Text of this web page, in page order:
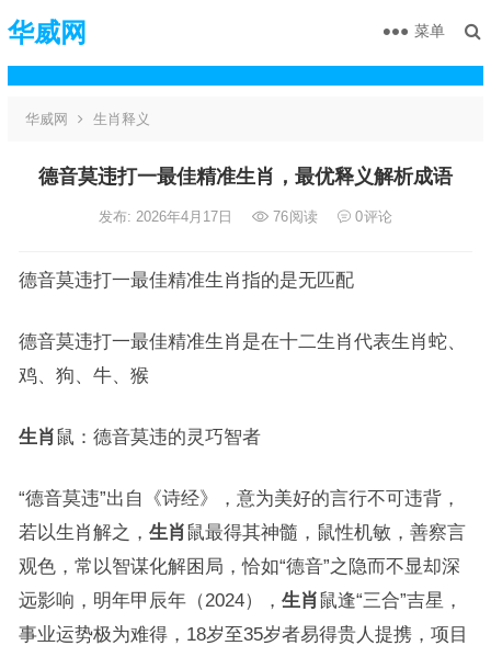
华威网 菜单
华威网 生肖释义
德音莫违打一最佳精准生肖，最优释义解析成语
发布: 2026年4月17日 76阅读 0评论
德音莫违打一最佳精准生肖指的是无匹配
德音莫违打一最佳精准生肖是在十二生肖代表生肖蛇、
鸡、狗、牛、猴
生肖鼠：德音莫违的灵巧智者
“德音莫违”出自《诗经》，意为美好的言行不可违背，
若以生肖解之， 生肖鼠最得其神髓，鼠性机敏，善察言
观色，常以智谋化解困局，恰如“德音”之隐而不显却深
远影响，明年甲辰年（2024）， 生肖鼠逢“三合”吉星，
事业运势极为难得，18岁至35岁者易得贵人提携，项目